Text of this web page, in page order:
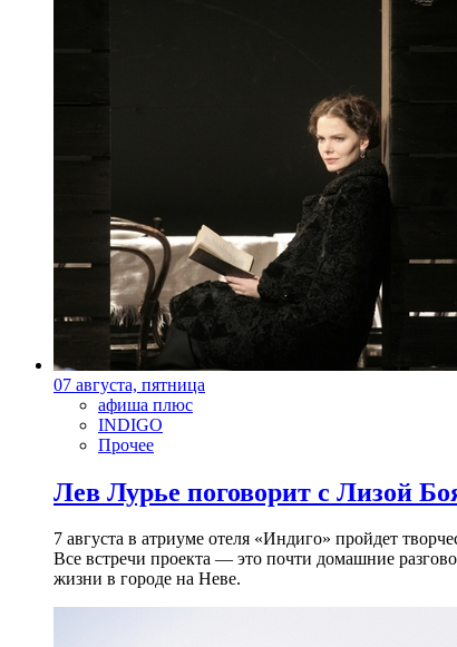
07 августа, пятница
афиша плюс
INDIGO
Прочее
Лев Лурье поговорит с Лизой
7 августа в атриуме отеля «Индиго» пройдет
Все встречи проекта — это почти домашние
жизни в городе на Неве.